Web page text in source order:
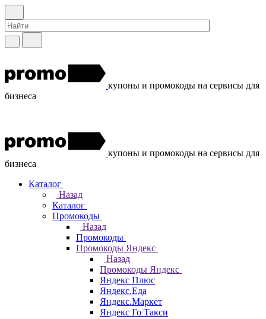
купоны и промокоды на сервисы для
бизнеса
купоны и промокоды на сервисы для
бизнеса
Каталог
Назад
Каталог
Промокоды
Назад
Промокоды
Промокоды Яндекс
Назад
Промокоды Яндекс
Яндекс Плюс
Яндекс.Еда
Яндекс.Маркет
Яндекс Го Такси